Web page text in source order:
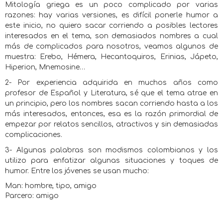
Mitología griega es un poco complicado por varias
razones: hay varias versiones, es difícil ponerle humor a
este inicio, no quiero sacar corriendo a posibles lectores
interesados en el tema, son demasiados nombres a cual
más de complicados para nosotros, veamos algunos de
muestra: Erebo, Hémera, Hecantoquiros, Erinias, Jápeto,
Hiperion, Mnemosine…
2- Por experiencia adquirida en muchos años como
profesor de Español y Literatura, sé que el tema atrae en
un principio, pero los nombres sacan corriendo hasta a los
más interesados, entonces, esa es la razón primordial de
empezar por relatos sencillos, atractivos y sin demasiadas
complicaciones.
3- Algunas palabras son modismos colombianos y los
utilizo para enfatizar algunas situaciones y toques de
humor. Entre los jóvenes se usan mucho:
Man: hombre, tipo, amigo
Parcero: amigo